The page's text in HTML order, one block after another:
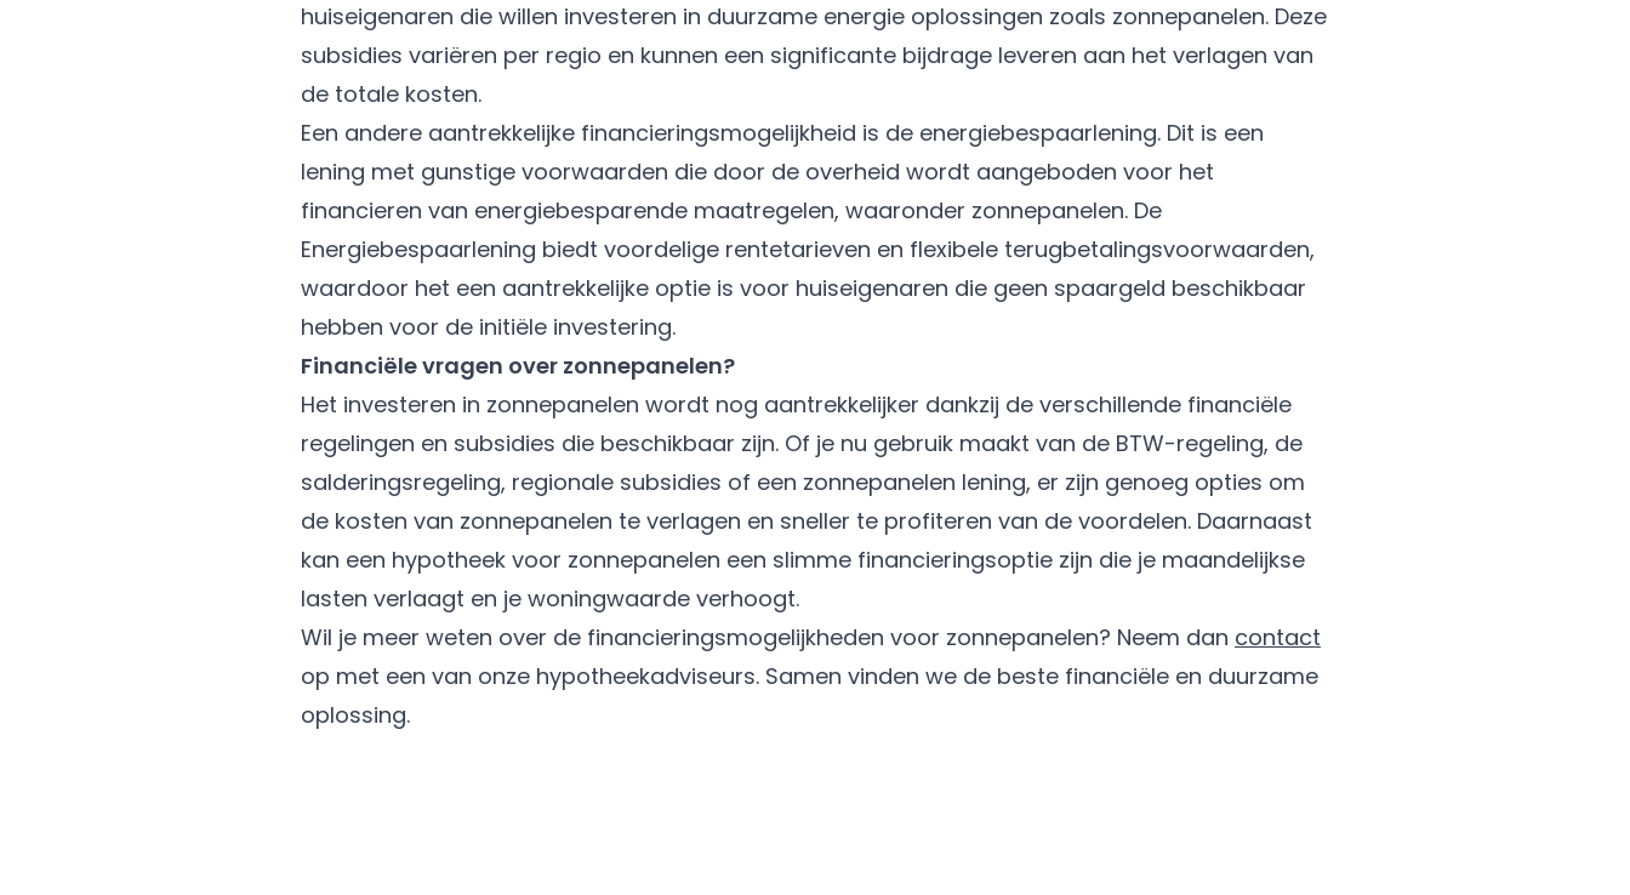
huiseigenaren die willen investeren in duurzame energie oplossingen zoals zonnepanelen. Deze
subsidies variëren per regio en kunnen een significante bijdrage leveren aan het verlagen van
de totale kosten.
Een andere aantrekkelijke financieringsmogelijkheid is de energiebespaarlening. Dit is een
lening met gunstige voorwaarden die door de overheid wordt aangeboden voor het
financieren van energiebesparende maatregelen, waaronder zonnepanelen. De
Energiebespaarlening biedt voordelige rentetarieven en flexibele terugbetalingsvoorwaarden,
waardoor het een aantrekkelijke optie is voor huiseigenaren die geen spaargeld beschikbaar
hebben voor de initiële investering.
Financiële vragen over zonnepanelen?
Het investeren in zonnepanelen wordt nog aantrekkelijker dankzij de verschillende financiële
regelingen en subsidies die beschikbaar zijn. Of je nu gebruik maakt van de BTW-regeling, de
salderingsregeling, regionale subsidies of een zonnepanelen lening, er zijn genoeg opties om
de kosten van zonnepanelen te verlagen en sneller te profiteren van de voordelen. Daarnaast
kan een hypotheek voor zonnepanelen een slimme financieringsoptie zijn die je maandelijkse
lasten verlaagt en je woningwaarde verhoogt.
Wil je meer weten over de financieringsmogelijkheden voor zonnepanelen? Neem dan contact
op met een van onze hypotheekadviseurs. Samen vinden we de beste financiële en duurzame
oplossing.